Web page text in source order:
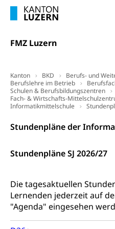
FMZ Luzern
Kanton BKD Berufs- und
Berufslehre im Betrieb
Schulen & Berufsbildungszentren
Fach- & Wirtschafts-
Informatikmittelschule
Stundenpläne der
Stundenpläne SJ 2026/27
Die tagesaktuellen
Lernenden jederzeit auf
"Agenda" eingesehen
Dienststelle
AHV-
Forschungsförderung,
Wissenschaft, Forschung,
Innovative Projekte
Projektförderung
Erwachsenenbildung
Umschulung, zweiter
Neuorientierung,
Berufsabschluss für
Berufliche
Lehre, Berufsfachschule,